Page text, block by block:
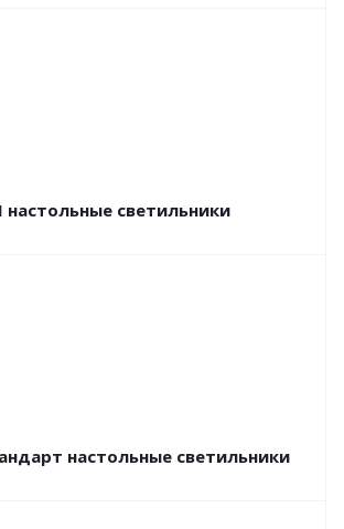
светильники
настольные светильники